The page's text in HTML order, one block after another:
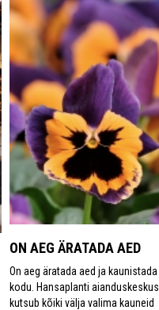
ON AEG ÄRATADA AED
On aeg äratada aed ja kaunistada
kodu. Hansaplanti aianduskeskus
kutsub kõiki välja valima kauneid